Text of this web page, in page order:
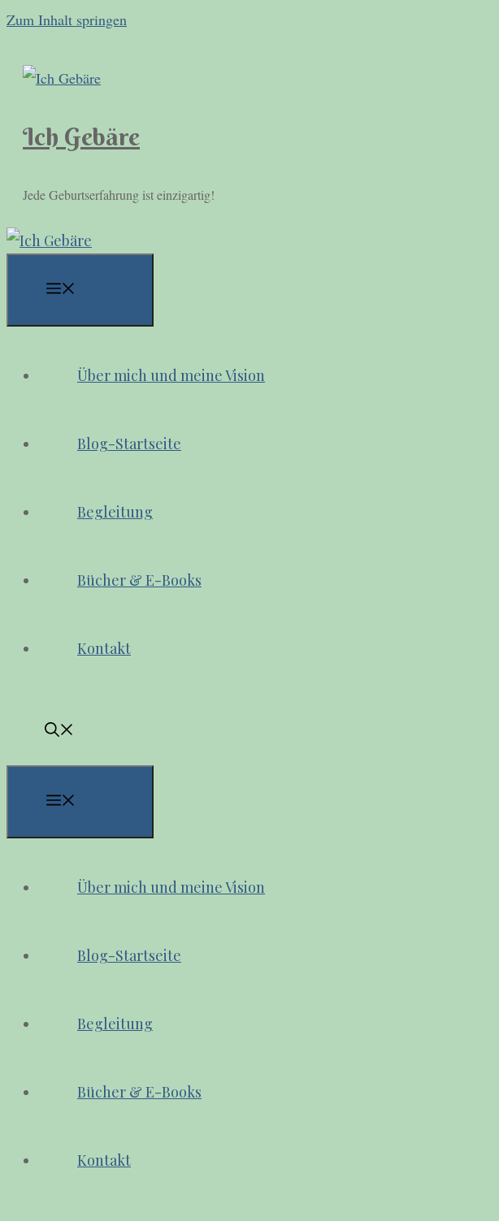
Zum Inhalt springen
Ich Gebäre
Jede Geburtserfahrung ist einzigartig!
Über mich und meine Vision
Blog-Startseite
Begleitung
Bücher & E-Books
Kontakt
Über mich und meine Vision
Blog-Startseite
Begleitung
Bücher & E-Books
Kontakt